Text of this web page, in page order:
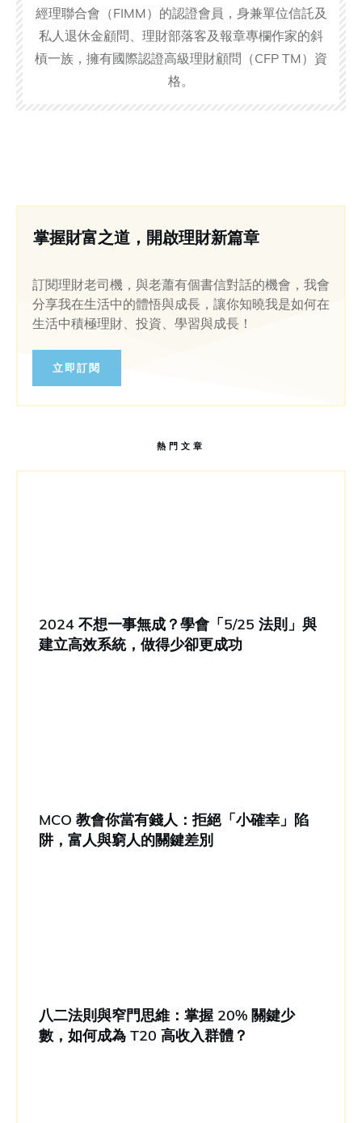
經理聯合會（FIMM）的認證會員，身兼單位信託及
私人退休金顧問、理財部落客及報章專欄作家的斜
槓一族，擁有國際認證高級理財顧問（CFP TM）資
格。
掌握財富之道，開啟理財新篇章
訂閱理財老司機，與老蕭有個書信對話的機會，我會
分享我在生活中的體悟與成長，讓你知曉我是如何在
生活中積極理財、投資、學習與成長！
立即訂閱
熱門文章
2024 不想一事無成？學會「5/25 法則」與
建立高效系統，做得少卻更成功
MCO 教會你當有錢人：拒絕「小確幸」陷
阱，富人與窮人的關鍵差別
八二法則與窄門思維：掌握 20% 關鍵少
數，如何成為 T20 高收入群體？